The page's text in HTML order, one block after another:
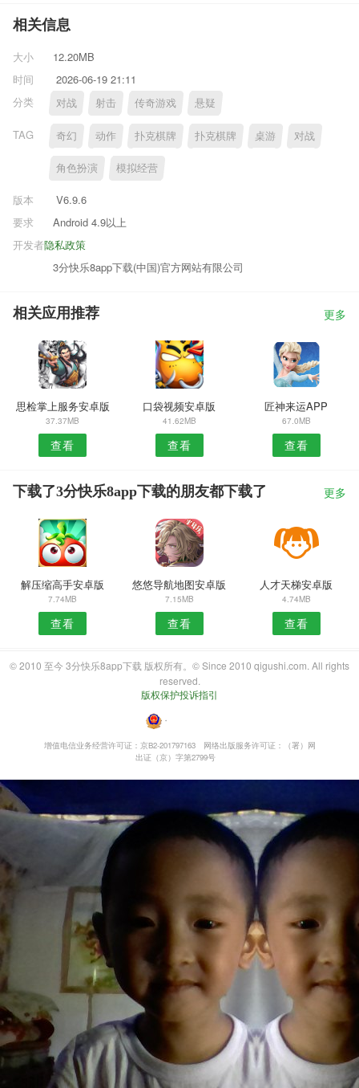
相关信息
大小
12.20MB
时间
2026-06-19 21:11
分类
对战 射击 传奇游戏 悬疑
TAG 奇幻 动作 扑克棋牌 扑克棋牌 桌游 对战
角色扮演 模拟经营
版本
V6.9.6
要求
Android 4.9以上
隐私政策
开发者
3分快乐8app下载(中国)官方网站有限公司
相关应用推荐 更多
思检掌上服务安卓版
37.37MB
查看
口袋视频安卓版
41.62MB
查看
匠神来运APP
67.0MB
查看
下载了3分快乐8app下载的朋友都下载了 更多
解压缩高手安卓版
7.74MB
查看
悠悠导航地图安卓版
7.15MB
查看
人才天梯安卓版
4.74MB
查看
© 2010 至今 3分快乐8app下载 版权所有。© Since 2010 qigushi.com. All rights
reserved.
版权保护投诉指引
・
增值电信业务经营许可证：京B2-201797163
网络出版服务许可证：（署）网
出证（京）字第2799号